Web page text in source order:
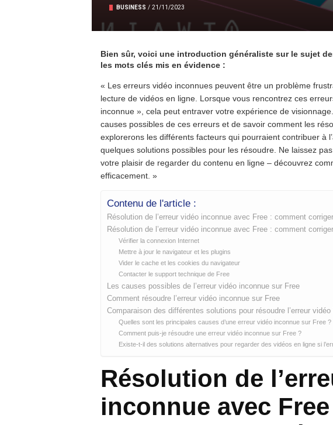
BUSINESS / 21/11/2023
Bien sûr, voici une introduction généraliste sur le sujet
les mots clés mis en évidence :
« Les erreurs vidéo inconnues peuvent être un problème
lecture de vidéos en ligne. Lorsque vous rencontrez ces
inconnue », cela peut entraver votre expérience de
causes possibles de ces erreurs et de savoir comment les
explorerons les différents facteurs qui pourraient contribuer à
quelques solutions possibles pour les résoudre. Ne laissez
votre plaisir de regarder du contenu en ligne – découvrez
efficacement. »
Contenu de l'article :
Résolution de l’erreur vidéo inconnue avec Free : comment
Résolution de l’erreur vidéo inconnue avec Free : comment
Vérifier la connexion Internet
Mettre à jour le navigateur et les plugins
Vider le cache et les cookies du navigateur
Contacter le support technique de Free
Les causes possibles de l’erreur vidéo inconnue sur Free
Comment résoudre l’erreur vidéo inconnue sur Free
Comparaison des différentes solutions pour résoudre l’erreur
Quelles sont les principales causes d’une erreur vidéo inconnue sur Free ?
Comment puis-je résoudre une erreur vidéo inconnue sur Free ?
Existe-t-il des solutions alternatives pour regarder des vidéos en ligne si
Résolution de
inconnue avec